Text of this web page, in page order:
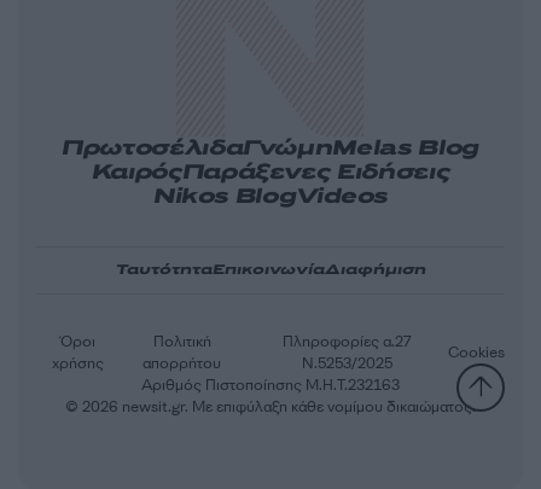
ΠρωτοσέλιδαΓνώμηMelas Blog
ΚαιρόςΠαράξενες Ειδήσεις
Nikos BlogVideos
ΤαυτότηταΕπικοινωνίαΔιαφήμιση
Αριθμός Πιστοποίησης Μ.Η.Τ.232163
Όροι
χρήσης
Πολιτική
απορρήτου
Πληροφορίες α.27
Ν.5253/2025
Cookies
© 2026 newsit.gr. Με επιφύλαξη κάθε νομίμου δικαιώματος.